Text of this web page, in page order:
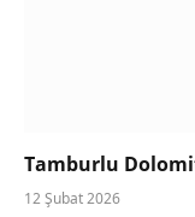
Tamburlu
12 Şubat 2026